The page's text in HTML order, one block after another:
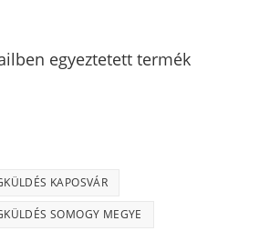
egyeztetett termék
KAPOSVÁR
SOMOGY MEGYE